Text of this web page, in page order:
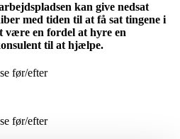
kan give nedsat
med tiden til at få sat tingene i
være en fordel at hyre en
til at hjælpe.
før/efter
før/efter